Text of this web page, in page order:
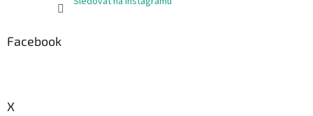
Facebook
X